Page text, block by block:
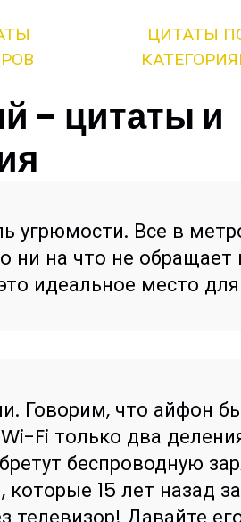
ЦИТАТЫ
- цитаты и
угрюмости. Все в
ни на что не обращает
идеальное место для
Говорим, что айфон
Fi только два
беспроводную
15 лет назад